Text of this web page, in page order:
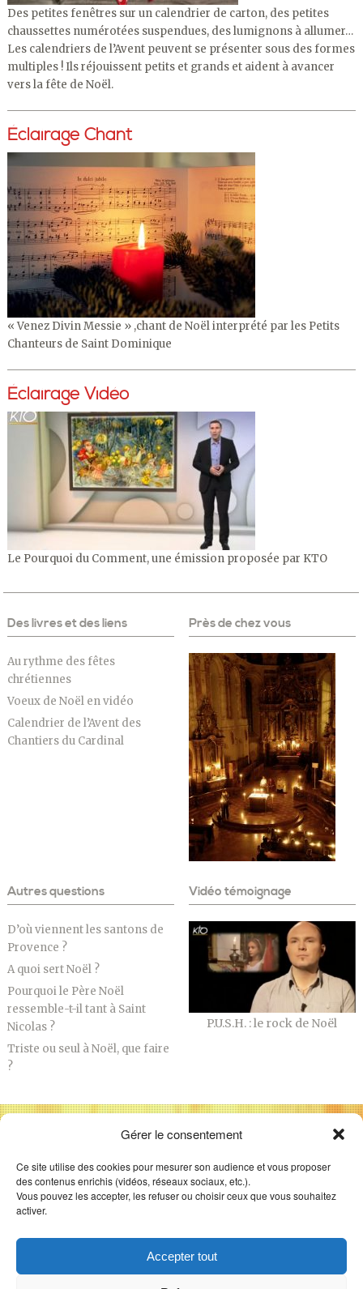
Gérer le consentement
Ce site utilise des cookies pour mesurer son audience et vous proposer
des contenus enrichis (vidéos, réseaux sociaux, etc.).
Vous pouvez les accepter, les refuser ou choisir ceux que vous souhaitez
activer.
Accepter tout
Des petites fenêtres sur un calendrier de carton, des petites
chaussettes numérotées suspendues, des lumignons à allumer…
Les calendriers de l’Avent peuvent se présenter sous des formes
multiples ! Ils réjouissent petits et grands et aident à avancer
vers la fête de Noël.
Éclairage Chant
« Venez Divin Messie » ,chant de Noël interprété par les Petits
Chanteurs de Saint Dominique
Éclairage Vidéo
Le Pourquoi du Comment, une émission proposée par KTO
Des livres et des liens
Au rythme des fêtes
chrétiennes
Voeux de Noël en vidéo
Calendrier de l’Avent des
Chantiers du Cardinal
Près de chez vous
Autres questions
D’où viennent les santons de
Provence ?
A quoi sert Noël ?
Pourquoi le Père Noël
ressemble-t-il tant à Saint
Nicolas ?
Triste ou seul à Noël, que faire
?
Vidéo témoignage
P.U.S.H. : le rock de Noël
NOS AUTRES SITES
QUI SOMMES NOUS ?
CONTACT